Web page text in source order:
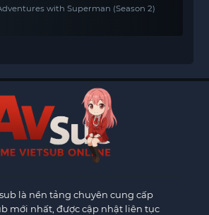
with Superman (Season 2)
là nền tảng chuyên cung cấp
mới nhất, được cập nhật liên tục